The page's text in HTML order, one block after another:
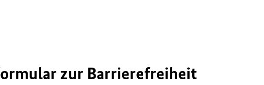
zur Barrierefreiheit